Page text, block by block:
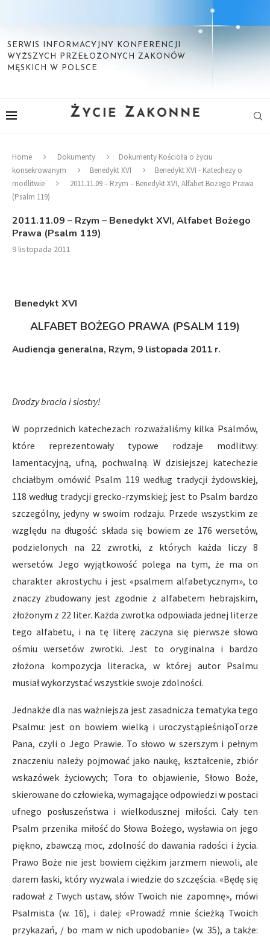
SERWIS INFORMACYJNY KONFERENCJI
WYŻSZYCH PRZEŁOŻONYCH ZAKONÓW
MĘSKICH W POLSCE
Home Dokumenty
Dokumenty Kościoła o życiu
konsekrowanym
Benedykt XVI
Benedykt XVI - Katechezy o
modlitwie
2011.11.09 – Rzym – Benedykt XVI, Alfabet Bożego Prawa
(Psalm 119)
2011.11.09 – Rzym – Benedykt XVI, Alfabet Bożego
Prawa (Psalm 119)
9 listopada 2011
Benedykt XVI
ALFABET BOŻEGO PRAWA (PSALM 119)
Audiencja generalna, Rzym, 9 listopada 2011 r.
Drodzy bracia i siostry!
W poprzednich katechezach rozważaliśmy kilka Psalmów,
które reprezentowały typowe rodzaje modlitwy:
lamentacyjną, ufną, pochwalną. W dzisiejszej katechezie
chciałbym omówić Psalm 119 według tradycji żydowskiej,
118 według tradycji grecko-rzymskiej; jest to Psalm bardzo
szczególny, jedyny w swoim rodzaju. Przede wszystkim ze
względu na długość: składa się bowiem ze 176 wersetów,
podzielonych na 22 zwrotki, z których każda liczy 8
wersetów. Jego wyjątkowość polega na tym, że ma on
charakter akrostychu i jest «psalmem alfabetycznym», to
znaczy zbudowany jest zgodnie z alfabetem hebrajskim,
złożonym z 22 liter. Każda zwrotka odpowiada jednej literze
tego alfabetu, i na tę literę zaczyna się pierwsze słowo
ośmiu wersetów zwrotki. Jest to oryginalna i bardzo
złożona kompozycja literacka, w której autor Psalmu
musiał wykorzystać wszystkie swoje zdolności.
Jednakże dla nas ważniejsza jest zasadnicza tematyka tego
Psalmu: jest on bowiem wielką i uroczystąpieśniąoTorze
Pana, czyli o Jego Prawie. To słowo w szerszym i pełnym
znaczeniu należy pojmować jako naukę, kształcenie, zbiór
wskazówek życiowych; Tora to objawienie, Słowo Boże,
skierowane do człowieka, wymagające odpowiedzi w postaci
ufnego posłuszeństwa i wielkodusznej miłości. Cały ten
Psalm przenika miłość do Słowa Bożego, wysławia on jego
piękno, zbawczą moc, zdolność do dawania radości i życia.
Prawo Boże nie jest bowiem ciężkim jarzmem niewoli, ale
darem łaski, który wyzwala i wiedzie do szczęścia. «Będę się
radował z Twych ustaw, słów Twoich nie zapomnę», mówi
Psalmista (w. 16), i dalej: «Prowadź mnie ścieżką Twoich
przykazań, / bo mam w nich upodobanie» (w. 35), a także: